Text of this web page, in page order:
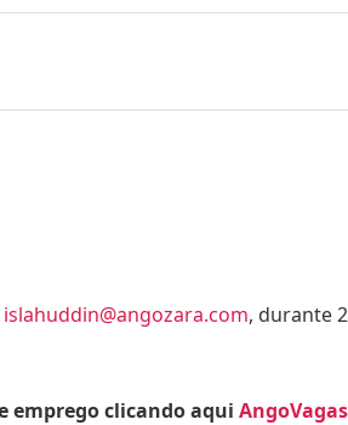
islahuddin@angozara.com, durante
emprego clicando aqui AngoVagas